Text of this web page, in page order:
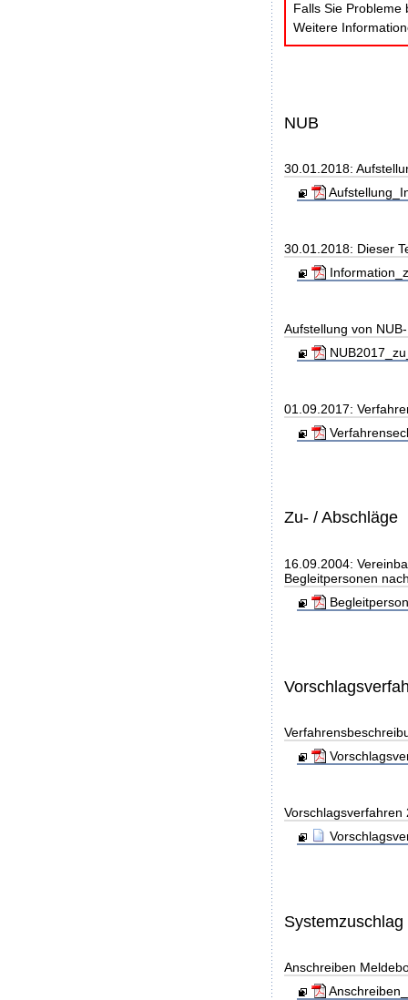
Falls Sie Probleme
Weitere
NUB
30.01.2018:
30.01.2018: Dieser
Aufstellung von
01.09.2017:
Zu- / Abschläge
16.09.2004:
Begleitpersonen
Systemzuschlag
Anschreiben